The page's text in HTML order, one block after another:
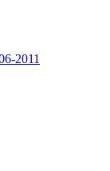
2011